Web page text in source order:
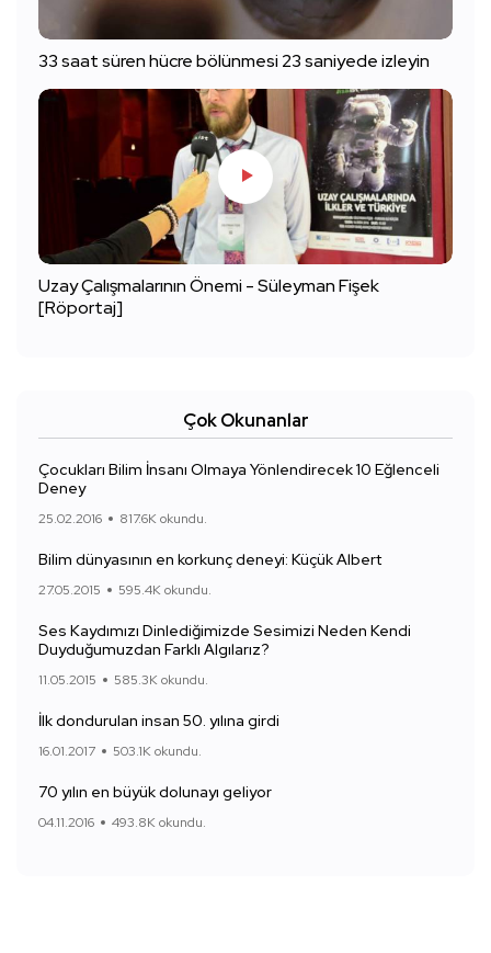
33 saat süren hücre bölünmesi 23 saniyede izleyin
Uzay Çalışmalarının Önemi - Süleyman Fişek
[Röportaj]
Çok Okunanlar
Çocukları Bilim İnsanı Olmaya Yönlendirecek 10 Eğlenceli
Deney
25.02.2016 817.6K okundu.
Bilim dünyasının en korkunç deneyi: Küçük Albert
27.05.2015 595.4K okundu.
Ses Kaydımızı Dinlediğimizde Sesimizi Neden Kendi
Duyduğumuzdan Farklı Algılarız?
11.05.2015 585.3K okundu.
İlk dondurulan insan 50. yılına girdi
16.01.2017 503.1K okundu.
70 yılın en büyük dolunayı geliyor
04.11.2016 493.8K okundu.